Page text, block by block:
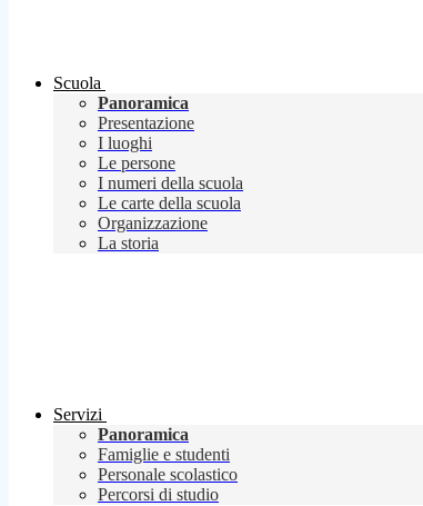
Scuola
Panoramica
Presentazione
I luoghi
Le persone
I numeri della scuola
Le carte della scuola
Organizzazione
La storia
Servizi
Panoramica
Famiglie e studenti
Personale scolastico
Percorsi di studio